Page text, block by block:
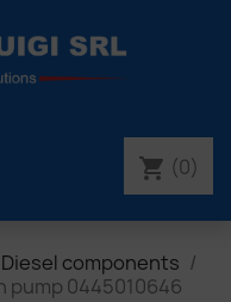
shopping_cart (0)
Diesel components
pump 0445010646